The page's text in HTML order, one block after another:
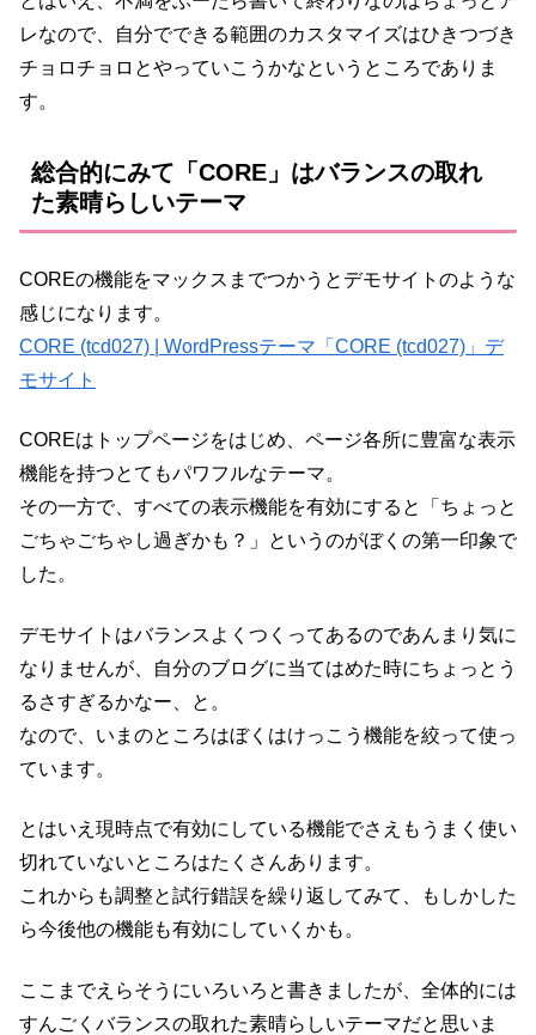
レなので、自分でできる範囲のカスタマイズはひきつづき
チョロチョロとやっていこうかなというところでありま
す。
総合的にみて「CORE」はバランスの取れ
た素晴らしいテーマ
COREの機能をマックスまでつかうとデモサイトのような
感じになります。
CORE (tcd027) | WordPressテーマ「CORE (tcd027)」デ
モサイト
COREはトップページをはじめ、ページ各所に豊富な表示
機能を持つとてもパワフルなテーマ。
その一方で、すべての表示機能を有効にすると「ちょっと
ごちゃごちゃし過ぎかも？」というのがぼくの第一印象で
した。
デモサイトはバランスよくつくってあるのであんまり気に
なりませんが、自分のブログに当てはめた時にちょっとう
るさすぎるかなー、と。
なので、いまのところはぼくはけっこう機能を絞って使っ
ています。
とはいえ現時点で有効にしている機能でさえもうまく使い
切れていないところはたくさんあります。
これからも調整と試行錯誤を繰り返してみて、もしかした
ら今後他の機能も有効にしていくかも。
ここまでえらそうにいろいろと書きましたが、全体的には
すんごくバランスの取れた素晴らしいテーマだと思いま